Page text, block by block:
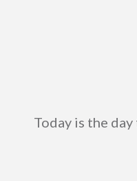
Today is the